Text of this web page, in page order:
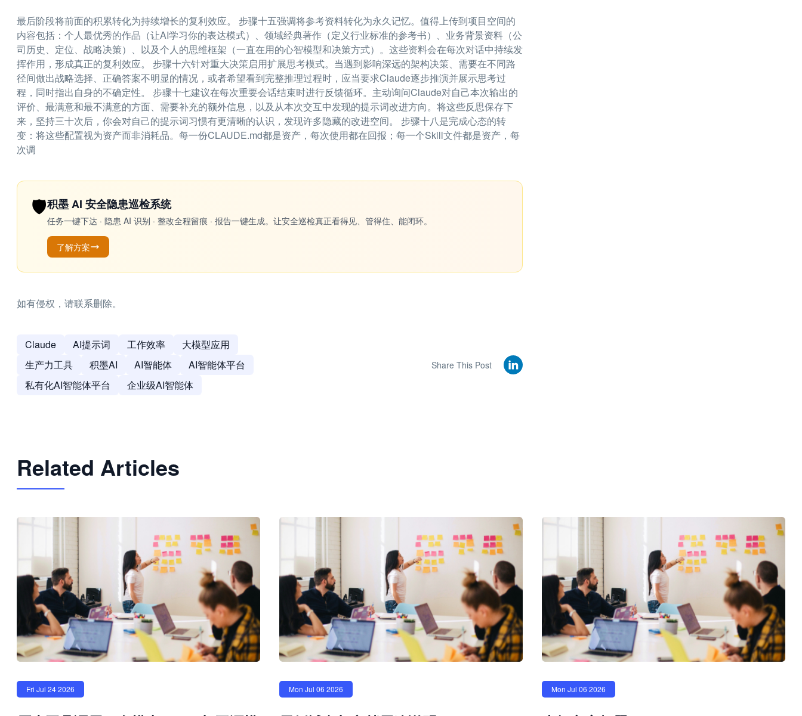
最后阶段将前面的积累转化为持续增长的复利效应。 步骤十五强调将参考资料转化为永久记忆。值得上传到项目空间的
内容包括：个人最优秀的作品（让AI学习你的表达模式）、领域经典著作（定义行业标准的参考书）、业务背景资料（公
司历史、定位、战略决策）、以及个人的思维框架（一直在用的心智模型和决策方式）。这些资料会在每次对话中持续发
挥作用，形成真正的复利效应。 步骤十六针对重大决策启用扩展思考模式。当遇到影响深远的架构决策、需要在不同路
径间做出战略选择、正确答案不明显的情况，或者希望看到完整推理过程时，应当要求Claude逐步推演并展示思考过
程，同时指出自身的不确定性。 步骤十七建议在每次重要会话结束时进行反馈循环。主动询问Claude对自己本次输出的
评价、最满意和最不满意的方面、需要补充的额外信息，以及从本次交互中发现的提示词改进方向。将这些反思保存下
来，坚持三十次后，你会对自己的提示词习惯有更清晰的认识，发现许多隐藏的改进空间。 步骤十八是完成心态的转
变：将这些配置视为资产而非消耗品。每一份CLAUDE.md都是资产，每次使用都在回报；每一个Skill文件都是资产，每
次调
🛡️积墨 AI 安全隐患巡检系统
任务一键下达 · 隐患 AI 识别 · 整改全程留痕 · 报告一键生成。让安全巡检真正看得见、管得住、能闭环。
了解方案
如有侵权，请联系删除。
Claude AI提示词 工作效率
大模型应用
生产力工具
积墨AI AI智能体
AI智能体平台
私有化AI智能体平台
企业级AI智能体
Share This Post
Related Articles
Fri Jul 24 2026 Mon Jul 06 2026 Mon Jul 06 2026